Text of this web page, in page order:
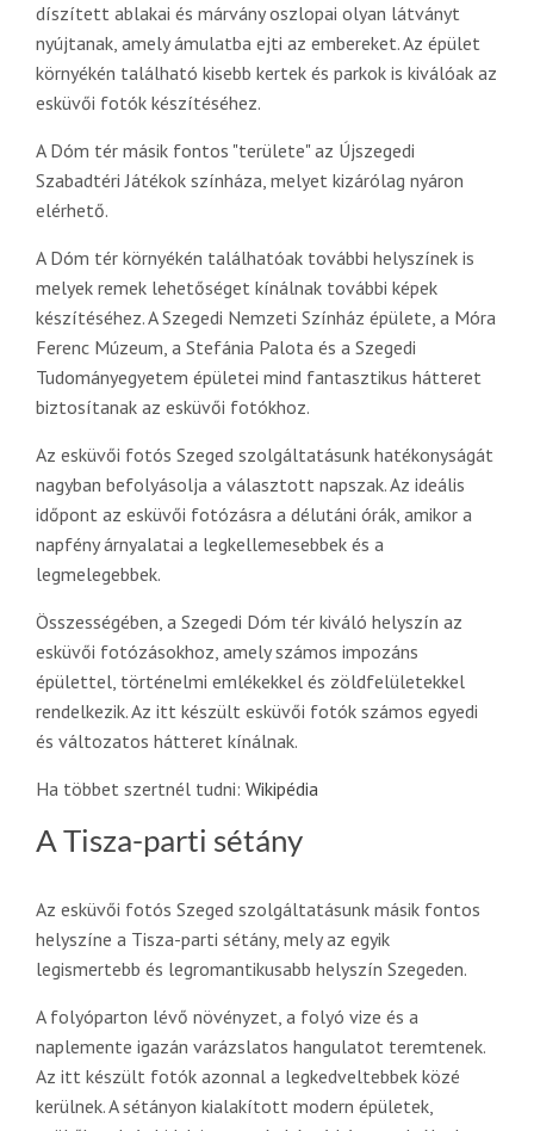
díszített ablakai és márvány oszlopai olyan látványt
nyújtanak, amely ámulatba ejti az embereket. Az épület
környékén található kisebb kertek és parkok is kiválóak az
esküvői fotók készítéséhez.
A Dóm tér másik fontos "területe" az Újszegedi
Szabadtéri Játékok színháza, melyet kizárólag nyáron
elérhető.
A Dóm tér környékén találhatóak további helyszínek is
melyek remek lehetőséget kínálnak további képek
készítéséhez. A Szegedi Nemzeti Színház épülete, a Móra
Ferenc Múzeum, a Stefánia Palota és a Szegedi
Tudományegyetem épületei mind fantasztikus hátteret
biztosítanak az esküvői fotókhoz.
Az esküvői fotós Szeged szolgáltatásunk hatékonyságát
nagyban befolyásolja a választott napszak. Az ideális
időpont az esküvői fotózásra a délutáni órák, amikor a
napfény árnyalatai a legkellemesebbek és a
legmelegebbek.
Összességében, a Szegedi Dóm tér kiváló helyszín az
esküvői fotózásokhoz, amely számos impozáns
épülettel, történelmi emlékekkel és zöldfelületekkel
rendelkezik. Az itt készült esküvői fotók számos egyedi
és változatos hátteret kínálnak.
Ha többet szertnél tudni: Wikipédia
A Tisza-parti sétány
Az esküvői fotós Szeged szolgáltatásunk másik fontos
helyszíne a Tisza-parti sétány, mely az egyik
legismertebb és legromantikusabb helyszín Szegeden.
A folyóparton lévő növényzet, a folyó vize és a
naplemente igazán varázslatos hangulatot teremtenek.
Az itt készült fotók azonnal a legkedveltebbek közé
kerülnek. A sétányon kialakított modern épületek,